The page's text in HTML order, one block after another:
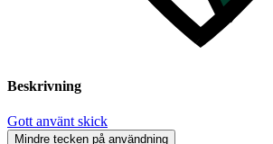
Beskrivning
Gott använt skick
Mindre tecken på användning